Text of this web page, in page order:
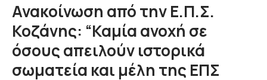
Ανακοίνωση από την Ε.Π.Σ.
Κοζάνης: “Καμία ανοχή σε
όσους απειλούν ιστορικά
σωματεία και μέλη της ΕΠΣ